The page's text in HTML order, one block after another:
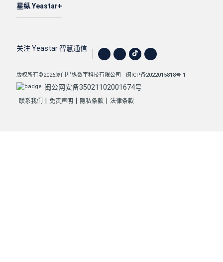
星纵 Yeastar
关注 Yeastar 智慧通信
版权所有©2026厦门星纵数字科技有限公司 闽ICP备2022015818号-1
闽公网安备35021102001674号
联系我们 免责声明 隐私条款 法律条款